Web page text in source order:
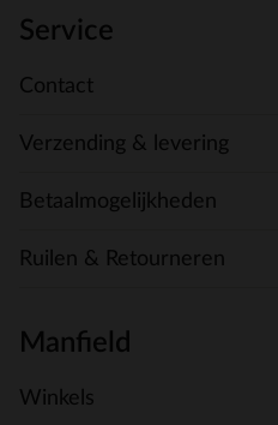
Service
Contact
Verzending & levering
Betaalmogelijkheden
Ruilen & Retourneren
Manfield
Winkels